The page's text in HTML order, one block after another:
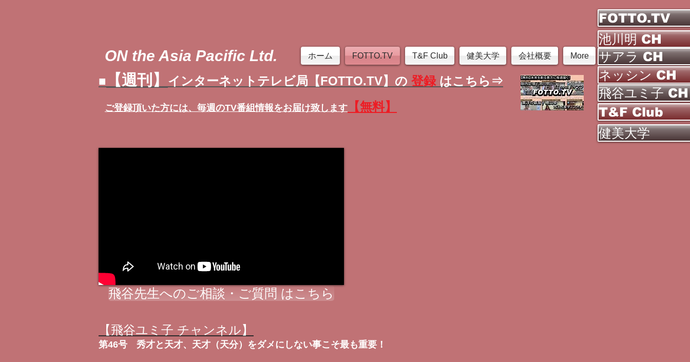
FOTTO.TV
池川明 CH
ON the Asia Pacific Ltd. ホーム FOTTO.TV T&F Club 健美大学 会社概要 More
■ 【週刊】 インターネットテレビ局【FOTTO.TV】の 登録 はこちら⇒
ご登録頂いた方には、 毎週のTV番組情報をお届け致します 【無料】
サアラ CH
ネッシン CH
飛谷ユミ子 CH
T&F Club
健美大学
【飛谷ユミ子 チャンネル】
第46号 秀才と天才、天才（天分）をダメにしない事こそ最も重要！
飛谷先生へのご相談・ご質問 はこちら